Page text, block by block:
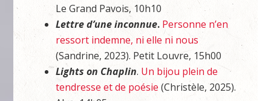
Le Grand Pavois, 10h10
Lettre d’une inconnue. Personne n’en
ressort indemne, ni elle ni nous
(Sandrine, 2023). Petit Louvre, 15h00
Lights on Chaplin. Un bijou plein de
tendresse et de poésie (Christèle, 2025).